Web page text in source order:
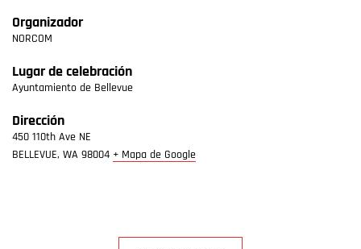
Organizador
NORCOM
Lugar de celebración
Ayuntamiento de Bellevue
Dirección
450 110th Ave NE
BELLEVUE, WA 98004 + Mapa de Google